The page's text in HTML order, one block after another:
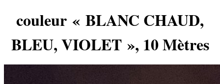
couleur « BLANC CHAUD,
BLEU, VIOLET », 10 Mètres